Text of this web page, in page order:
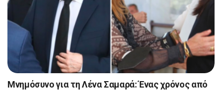
Μνημόσυνο για τη Λένα Σαμαρά: Ένας χρόνος από